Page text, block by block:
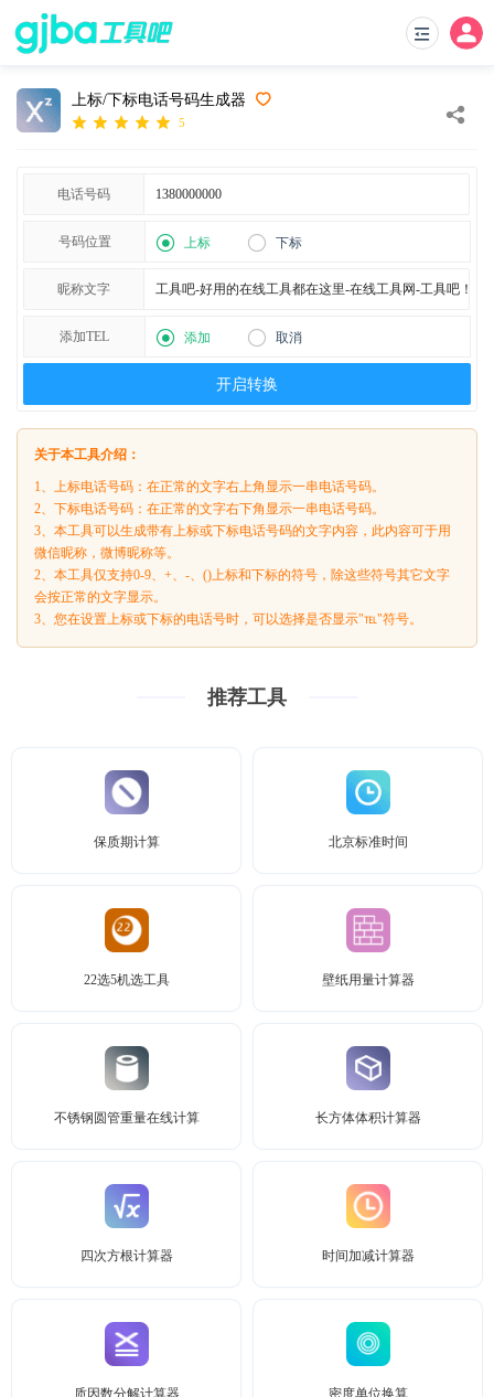
上标/下标电话号码生成器
5
电话号码
号码位置 上标 下标
昵称文字
添加TEL 添加 取消
开启转换
关于本工具介绍：
1、上标电话号码：在正常的文字右上角显示一串电话号码。
2、下标电话号码：在正常的文字右下角显示一串电话号码。
3、本工具可以生成带有上标或下标电话号码的文字内容，此内容可于用
微信昵称，微博昵称等。
2、本工具仅支持0-9、+、-、()上标和下标的符号，除这些符号其它文字
会按正常的文字显示。
3、您在设置上标或下标的电话号时，可以选择是否显示"℡"符号。
推荐工具
保质期计算 北京标准时间
22选5机选工具 壁纸用量计算器
不锈钢圆管重量在线计算 长方体体积计算器
四次方根计算器 时间加减计算器
质因数分解计算器 密度单位换算